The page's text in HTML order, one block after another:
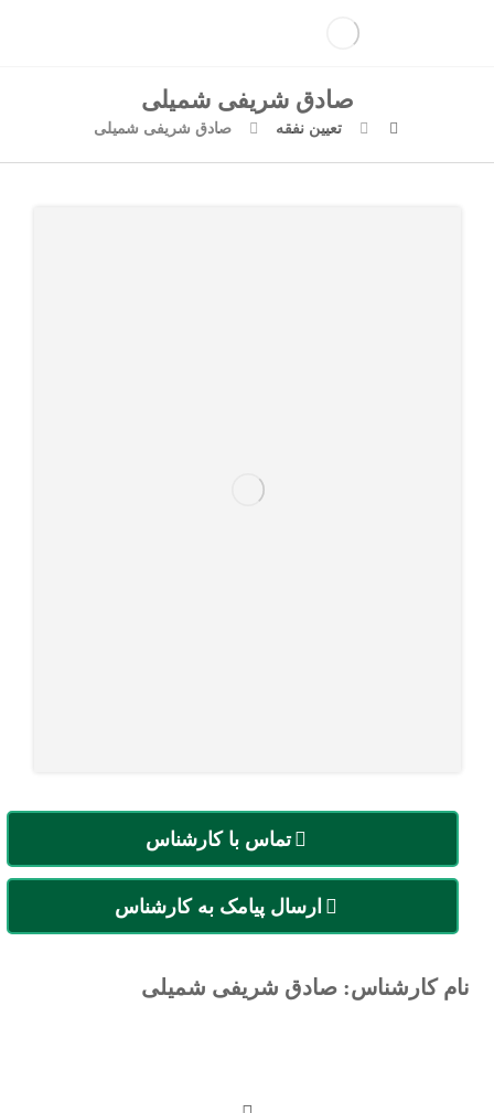
صادق شریفی شمیلی
تعیین نفقه صادق شریفی شمیلی
تماس با کارشناس
ارسال پیامک به کارشناس
نام کارشناس: صادق شریفی شمیلی